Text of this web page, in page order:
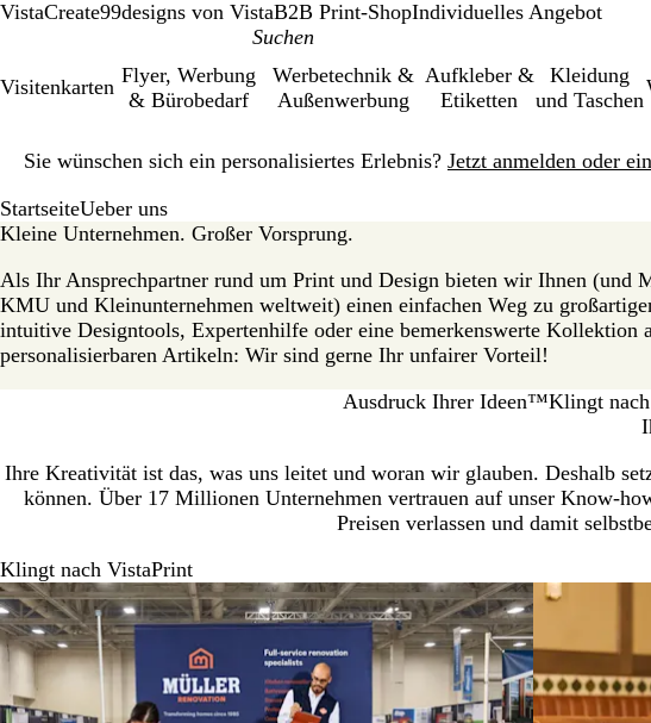
VistaCreate99designs von VistaB2B Print-ShopIndividuelles Angebot
Visitenkarten
Flyer, Werbung
& Bürobedarf
Werbetechnik &
Außenwerbung
Aufkleber &
Etiketten
Kleidung
und Taschen
Sie wünschen sich ein personalisiertes Erlebnis? Jetzt anmelden oder
1
StartseiteUeber uns
Kleine Unternehmen. Großer Vorsprung.
Als Ihr Ansprechpartner rund um Print und Design bieten wir Ihnen (und
KMU und Kleinunternehmen weltweit) einen einfachen Weg zu
intuitive Designtools, Expertenhilfe oder eine bemerkenswerte Kollektion
personalisierbaren Artikeln: Wir sind gerne Ihr unfairer Vorteil!
Ausdruck Ihrer Ideen™Klingt
Ihre Kreativität ist das, was uns leitet und woran wir glauben. Deshalb
können. Über 17 Millionen Unternehmen vertrauen auf unser Know-
Preisen verlassen und damit
Klingt nach VistaPrint